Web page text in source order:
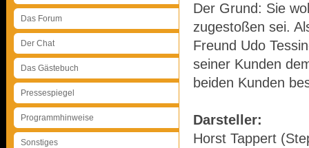
Das Forum
Der Chat
Das Gästebuch
Pressespiegel
Programmhinweise
Sonstiges
Der Grund: Sie
zugestoßen sei.
Freund Udo
seiner Kunden
beiden Kunden
Darsteller:
Horst Tappert